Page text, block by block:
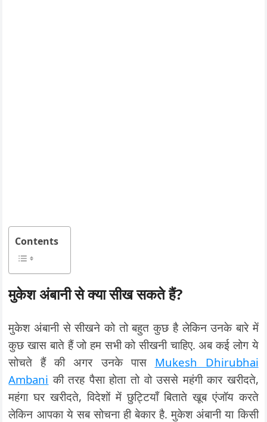
Contents
मुकेश अंबानी से क्या सीख सकते हैं?
मुकेश अंबानी से सीखने को तो बहुत कुछ है लेकिन उनके बारे में
कुछ खास बाते हैं जो हम सभी को सीखनी चाहिए. अब कई लोग ये
सोचते हैं की अगर उनके पास Mukesh Dhirubhai
Ambani की तरह पैसा होता तो वो उससे महंगी कार खरीदते,
महंगा घर खरीदते, विदेशों में छुट्टियाँ बिताते खूब एंजॉय करते
लेकिन आपका ये सब सोचना ही बेकार है. मुकेश अंबानी या किसी